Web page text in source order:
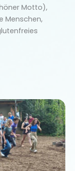
Motto),
Menschen,